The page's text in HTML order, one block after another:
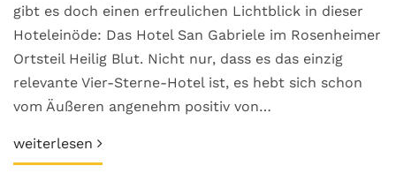
gibt es doch einen erfreulichen Lichtblick in dieser
Hoteleinöde: Das Hotel San Gabriele im Rosenheimer
Ortsteil Heilig Blut. Nicht nur, dass es das einzig
relevante Vier-Sterne-Hotel ist, es hebt sich schon
vom Äußeren angenehm positiv von…
weiterlesen